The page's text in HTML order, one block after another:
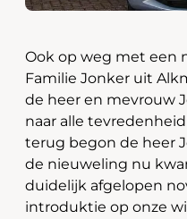
Ook op weg met een
Familie Jonker uit
de heer en mevrouw
naar alle
terug begon de heer
de nieuweling nu
duidelijk afgelopen
introduktie op onze